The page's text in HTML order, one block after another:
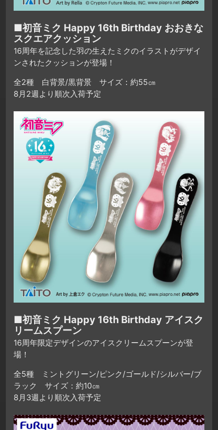
■初音ミク Happy 16th Birthday おおきな
スクエアクッション
16周年を記念した羽の生えたミクのイラストがデザイ
ンされたクッションが登場！
全2種 白背景/黒背景 サイズ：約55㎝
8月2週より順次入荷予定
■初音ミク Happy 16th Birthday アイスク
リームスプーン
16周年限定デザインのアイスクリームスプーンが登
場！
全5種 ミントグリーン/ピンク/ゴールド/シルバー/ブ
ラック サイズ：約10㎝
8月3週より順次入荷予定